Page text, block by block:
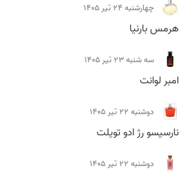
چهارشنبه 24 تیر 1405
هرمس بارنیا
سه شنبه 23 تیر 1405
امبر لوانت
دوشنبه 22 تیر 1405
نارسیسو رژ ادو تویلت
دوشنبه 22 تیر 1405